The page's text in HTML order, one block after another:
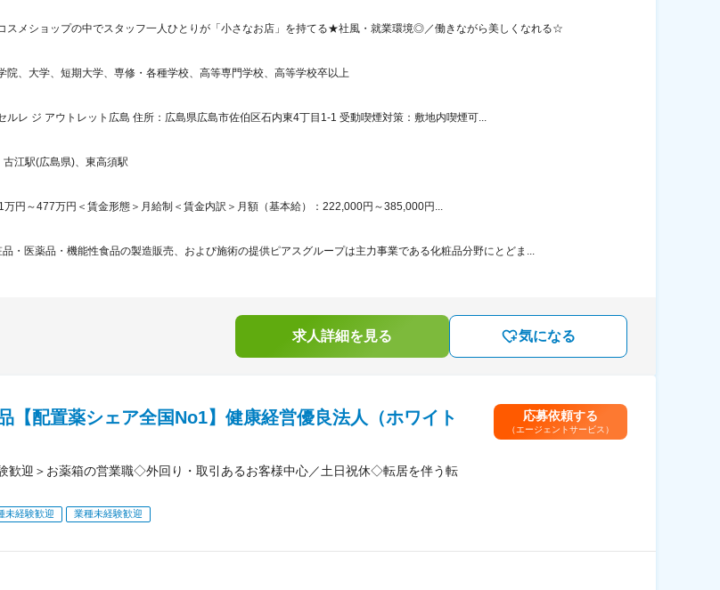
スメショップの中でスタッフ一人ひとりが「小さなお店」を持てる★社風・就業環境◎／働きながら美しくなれる☆
院、大学、短期大学、専修・各種学校、高等専門学校、高等学校卒以上
ルレ ジ アウトレット広島 住所：広島県広島市佐伯区石内東4丁目1-1 受動喫煙対策：敷地内喫煙可...
江駅(広島県)、東高須駅
万円～477万円＜賃金形態＞月給制＜賃金内訳＞月額（基本給）：222,000円～385,000円...
・医薬品・機能性食品の製造販売、および施術の提供ピアスグループは主力事業である化粧品分野にとどま...
求人詳細を見る 気になる
【配置薬シェア全国No1】健康経営優良法人（ホワイト
歓迎＞お薬箱の営業職◇外回り・取引あるお客様中心／土日祝休◇転居を伴う転
未経験歓迎 業種未経験歓迎
応募依頼する
（エージェントサービス）